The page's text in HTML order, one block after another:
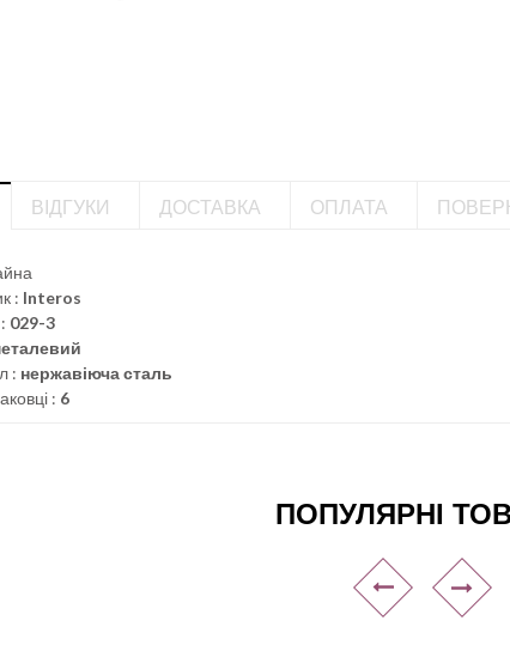
ВІДГУКИ ДОСТАВКА ОПЛАТА
: Interos
029-3
: нержавіюча сталь
: 6
ПОПУЛЯРНІ